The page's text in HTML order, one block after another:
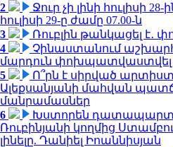
2
Ջուր չի լինի հուլիսի
հուլիսի 29-ը ժամը 07.00-ն
3
Ռուբլին թանկացել է․
4
Չինաստանում
մարդուն փոխպատվաստվել
5
Ո՞րն է սիրված
Ալեքսանյանի մահվան
մանրամասներ
6
Խստորեն
Ռուբինյանի կողմից
լինելը. Դանիել Իոաննիսյան